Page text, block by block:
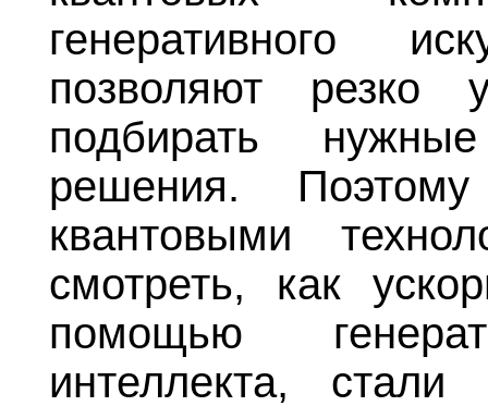
генеративного
позволяют резко
подбирать
решения.
квантовыми
смотреть, как
помощью
интеллекта, стали